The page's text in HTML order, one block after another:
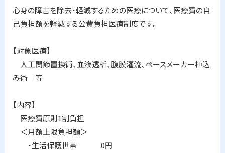
プ
に
る
心身の障害を除去・軽減するための医療について、医療費の自
己負担額を軽減する公費負担医療制度です。
【対象医療】
人工関節置換術、血液透析、腹膜灌流、ペースメーカー植込
み術 等
【内容】
医療費原則1割負担
＜月額上限負担額＞
・生活保護世帯 0円